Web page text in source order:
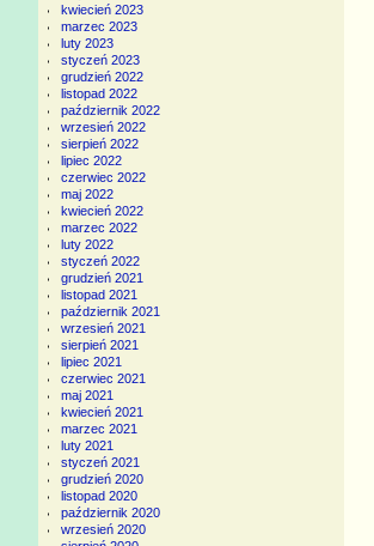
kwiecień 2023
marzec 2023
luty 2023
styczeń 2023
grudzień 2022
listopad 2022
październik 2022
wrzesień 2022
sierpień 2022
lipiec 2022
czerwiec 2022
maj 2022
kwiecień 2022
marzec 2022
luty 2022
styczeń 2022
grudzień 2021
listopad 2021
październik 2021
wrzesień 2021
sierpień 2021
lipiec 2021
czerwiec 2021
maj 2021
kwiecień 2021
marzec 2021
luty 2021
styczeń 2021
grudzień 2020
listopad 2020
październik 2020
wrzesień 2020